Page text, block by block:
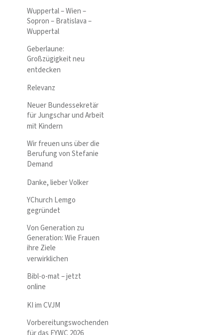
Wuppertal – Wien –
Sopron – Bratislava –
Wuppertal
Geberlaune:
Großzügigkeit neu
entdecken
Relevanz
Neuer Bundessekretär
für Jungschar und Arbeit
mit Kindern
Wir freuen uns über die
Berufung von Stefanie
Demand
Danke, lieber Volker
YChurch Lemgo
gegründet
Von Generation zu
Generation: Wie Frauen
ihre Ziele
verwirklichen
Bibl-o-mat – jetzt
online
KI im CVJM
Vorbereitungswochenden